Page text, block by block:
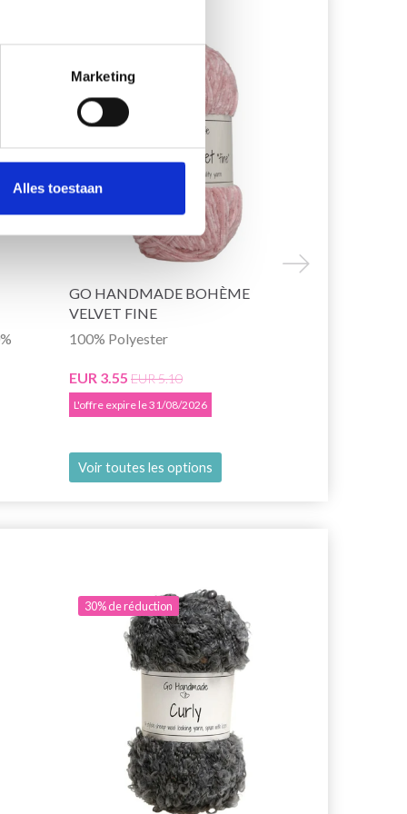
Marketing
Alles toestaan
GO HANDMADE BOHÈME
VELVET FINE
100% Polyester
EUR 3.55 EUR 5.10
L'offre expire le 31/08/2026
Voir toutes les options
30% de réduction